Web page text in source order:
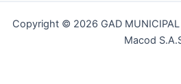
Copyright © 2026 GAD
Macod